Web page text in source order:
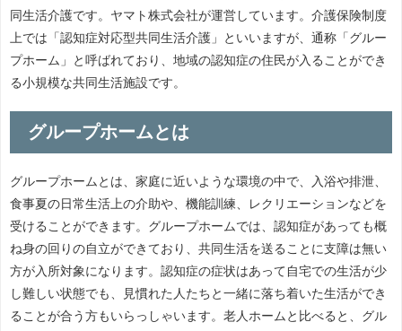
同生活介護です。ヤマト株式会社が運営しています。介護保険制度
上では「認知症対応型共同生活介護」といいますが、通称「グルー
プホーム」と呼ばれており、地域の認知症の住民が入ることができ
る小規模な共同生活施設です。
グループホームとは
グループホームとは、家庭に近いような環境の中で、入浴や排泄、
食事夏の日常生活上の介助や、機能訓練、レクリエーションなどを
受けることができます。グループホームでは、認知症があっても概
ね身の回りの自立ができており、共同生活を送ることに支障は無い
方が入所対象になります。認知症の症状はあって自宅での生活が少
し難しい状態でも、見慣れた人たちと一緒に落ち着いた生活ができ
ることが合う方もいらっしゃいます。老人ホームと比べると、グル